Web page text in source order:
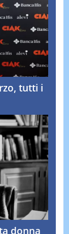
tutti i
donna